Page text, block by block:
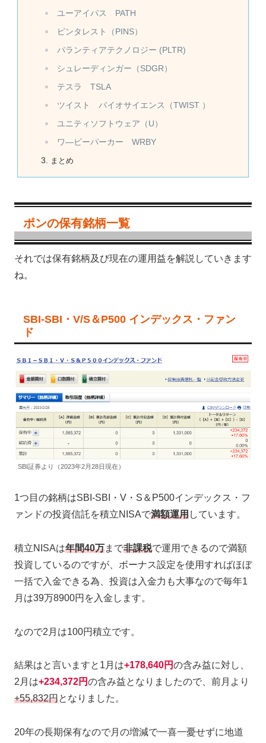
ユーアイパス PATH
ピンタレスト（PINS）
パランティアテクノロジー (PLTR)
シュレーディンガー（SDGR）
テスラ TSLA
ツイスト バイオサイエンス（TWIST ）
ユニティソフトウェア（U）
ワ―ビーパーカー WRBY
まとめ
ポンの保有銘柄一覧
それでは保有銘柄及び現在の運用益を解説していきます
ね。
SBI-SBI・V/S＆P500 インデックス・ファン
ド
SBI証券より（2023年2月28日現在）
1つ目の銘柄はSBI-SBI・V・S＆P500インデックス・フ
ァンドの投資信託を積立NISAで満額運用しています。
積立NISAは年間40万まで非課税で運用できるので満額
投資しているのですが、ボーナス設定を使用すればほぼ
一括で入金できる為、投資は入金力も大事なので毎年1
月は39万8900円を入金します。
なので2月は100円積立です。
結果はと言いますと1月は+178,640円の含み益に対し、
2月は+234,372円の含み益となりましたので、前月より
+55,832円となりました。
20年の長期保有なので月の増減で一喜一憂せずに地道